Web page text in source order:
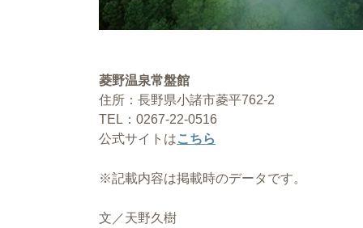
菱野温泉常盤館
住所：長野県小諸市菱平762-2
TEL：0267-22-0516
公式サイトはこちら
※記載内容は掲載時のデータです。
文／天野久樹